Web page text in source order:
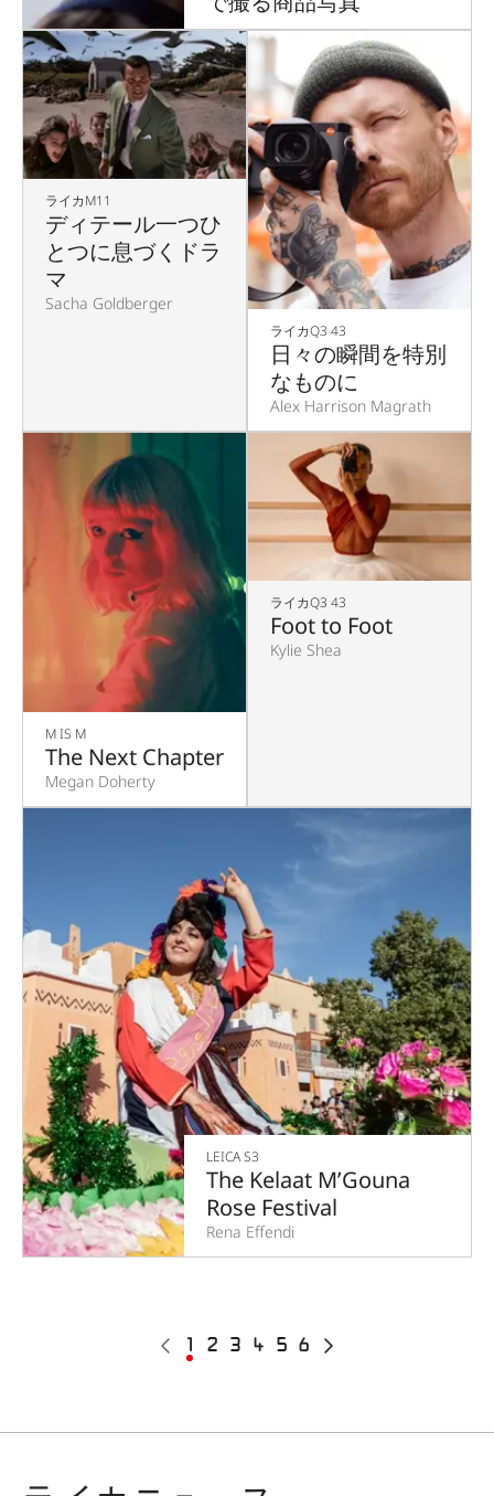
ライカM11
ディテール一つひ
とつに息づくドラ
マ
Sacha Goldberger
ライカQ3 43
日々の瞬間を特別
なものに
Alex Harrison Magrath
M IS M
The Next Chapter
Megan Doherty
ライカQ3 43
Foot to Foot
Kylie Shea
LEICA S3
The Kelaat M’Gouna
Rose Festival
Rena Effendi
Pagination
前
カ
レ
ジ
1 Page
2 Page
3 Page
4 Page
5 Page
6
次